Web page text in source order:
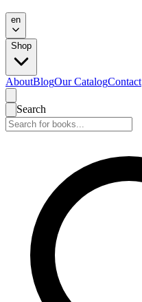
en
Shop
AboutBlogOur CatalogContact
Search